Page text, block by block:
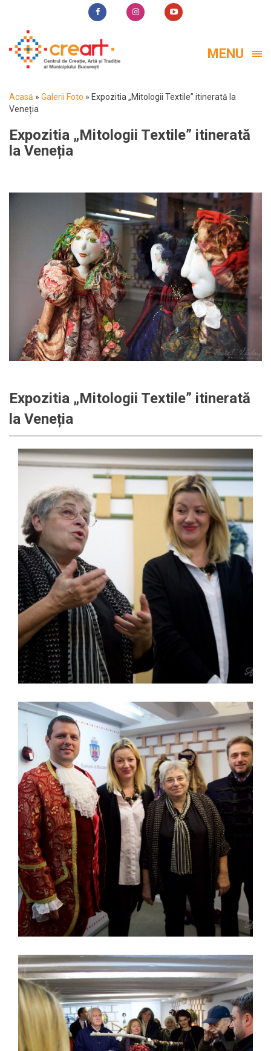
MENU
Acasă » Galerii Foto » Expozitia „Mitologii Textile” itinerată la
Veneția
Expozitia „Mitologii Textile” itinerată
la Veneția
Expozitia „Mitologii Textile” itinerată
la Veneția